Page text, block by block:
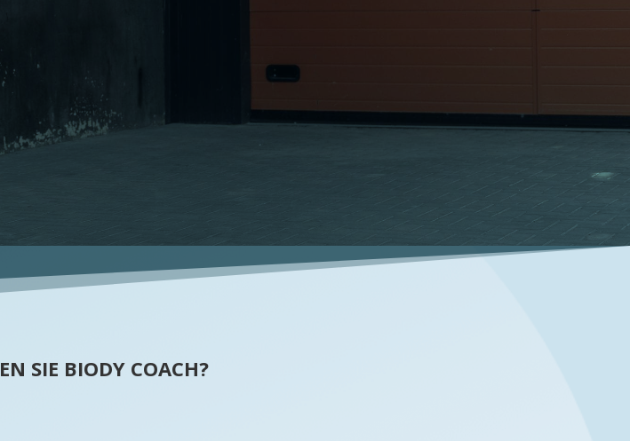
SIE BIODY COACH?